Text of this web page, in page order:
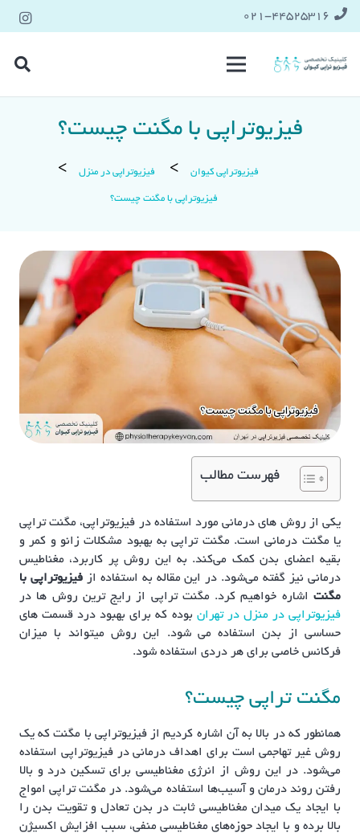
021-۴۴۵۲۵۳۱۶
فیزیوتراپی با مگنت چیست؟
فیزیوتراپی کیوان فیزیوتراپی در منزل
فیزیوتراپی با مگنت چیست؟
فهرست مطالب
یکی از روش های درمانی مورد استفاده در فیزیوتراپی، مگنت تراپی
یا مگنت درمانی است. مگنت تراپی به بهبود مشکلات زانو و کمر و
بقیه اعضای بدن کمک می‌کند. به این روش پر کاربرد، مغناطیس
درمانی نیز گفته می‌شود. در این مقاله به استفاده ازفیزیوتراپی با
مگنت اشاره خواهیم کرد. مگنت تراپی از رایج ترین روش ها در
فیزیوتراپی در منزل در تهران بوده که برای بهبود درد قسمت های
حساسی از بدن استفاده می شود. این روش میتواند با میزان
فرکانس خاصی برای هر دردی استفاده شود.
مگنت تراپی چیست؟
همانطور که در بالا به آن اشاره کردیم از فیزیوتراپی با مگنت که یک
روش غیر تهاجمی است برای اهداف درمانی در فیزیوتراپی استفاده
می‌شود. در این روش از انرژی مغناطیسی برای تسکین درد و بالا
رفتن روند درمان و آسیب‌ها استفاده می‌شود. در مگنت تراپی امواج
با ایجاد یک میدان مغناطیسی ثابت در بدن تعادل و تقویت بدن را
بالا برده و با ایجاد حوزه‌های مغناطیسی منفی، سبب افزایش اکسیژن